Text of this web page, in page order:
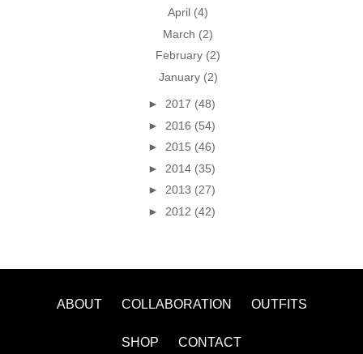
April (4)
March (2)
February (2)
January (2)
► 2017 (48)
► 2016 (54)
► 2015 (46)
► 2014 (35)
► 2013 (27)
► 2012 (42)
ABOUT COLLABORATION OUTFITS
SHOP CONTACT